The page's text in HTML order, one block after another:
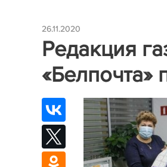
26.11.2020
Редакция
«Белпочта»